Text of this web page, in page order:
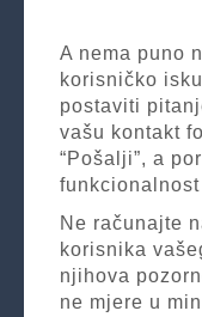
A nema puno
korisničko
postaviti
vašu kontakt
“Pošalji”, a
Ne računajte
korisnika
njihova
ne mjere u